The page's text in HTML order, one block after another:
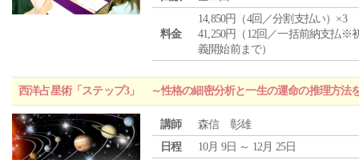
料金
14,850円（4回／分割支払い）×3
41,250円（12回／一括前納支払※
義開始前まで）
西洋占星術「ステップ3」 ～性格の細密分析と一生の運命の推理方法
講師
森信 彰雄
日程
10月 9日 ～ 12月 25日